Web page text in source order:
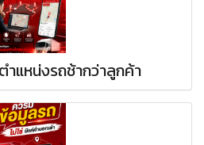
ำแหน่งรถช้ากว่าลูกค้า